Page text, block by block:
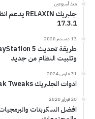
منذ أسبوعين
17.3.1
13 ديسمبر 2020
وتثبيت النظام من جديد
31 مارس 2024
ادوات الجلبريك Jailbreak Tweaks
20 فبراير 2020
افضل السكربتات